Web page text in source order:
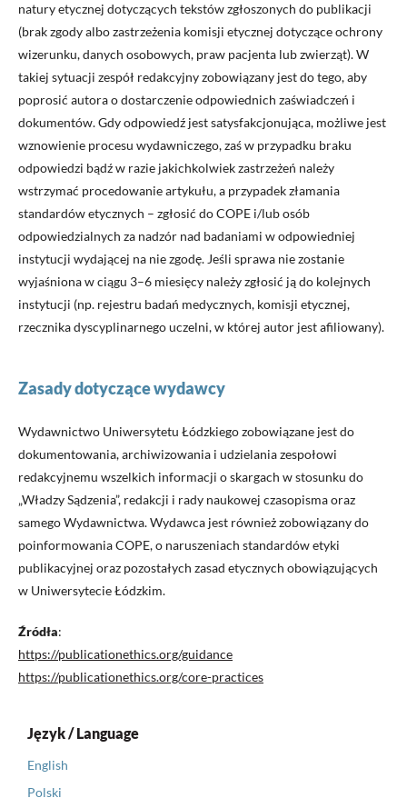
natury etycznej dotyczących tekstów zgłoszonych do publikacji
(brak zgody albo zastrzeżenia komisji etycznej dotyczące ochrony
wizerunku, danych osobowych, praw pacjenta lub zwierząt). W
takiej sytuacji zespół redakcyjny zobowiązany jest do tego, aby
poprosić autora o dostarczenie odpowiednich zaświadczeń i
dokumentów. Gdy odpowiedź jest satysfakcjonująca, możliwe jest
wznowienie procesu wydawniczego, zaś w przypadku braku
odpowiedzi bądź w razie jakichkolwiek zastrzeżeń należy
wstrzymać procedowanie artykułu, a przypadek złamania
standardów etycznych – zgłosić do COPE i/lub osób
odpowiedzialnych za nadzór nad badaniami w odpowiedniej
instytucji wydającej na nie zgodę. Jeśli sprawa nie zostanie
wyjaśniona w ciągu 3–6 miesięcy należy zgłosić ją do kolejnych
instytucji (np. rejestru badań medycznych, komisji etycznej,
rzecznika dyscyplinarnego uczelni, w której autor jest afiliowany).
Zasady dotyczące wydawcy
Wydawnictwo Uniwersytetu Łódzkiego zobowiązane jest do
dokumentowania, archiwizowania i udzielania zespołowi
redakcyjnemu wszelkich informacji o skargach w stosunku do
„Władzy Sądzenia”, redakcji i rady naukowej czasopisma oraz
samego Wydawnictwa. Wydawca jest również zobowiązany do
poinformowania COPE, o naruszeniach standardów etyki
publikacyjnej oraz pozostałych zasad etycznych obowiązujących
w Uniwersytecie Łódzkim.
Źródła:
https://publicationethics.org/guidance
https://publicationethics.org/core-practices
Język / Language
English
Polski